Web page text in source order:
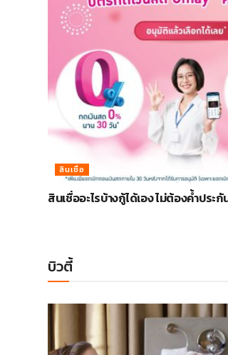
สินเชื่อ
สินเชื่ออะไรบ้างกู้ได้เอง ไม่ต้องค้ำประกั
บิวตี้